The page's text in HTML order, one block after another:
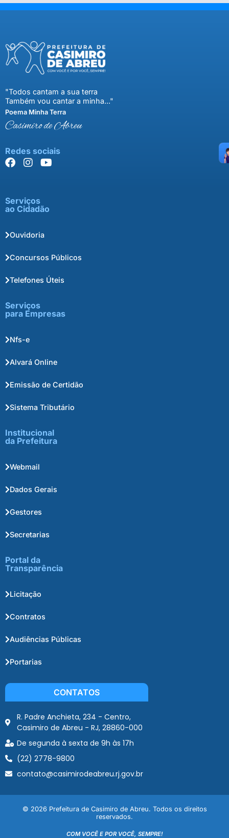
"Todos cantam a sua terra
Também vou cantar a minha..."
Poema Minha Terra
Casimiro de Abreu
Redes sociais
Serviços
ao Cidadão
Ouvidoria
Concursos Públicos
Telefones Úteis
Serviços
para Empresas
Nfs-e
Alvará Online
Emissão de Certidão
Sistema Tributário
Institucional
da Prefeitura
Webmail
Dados Gerais
Gestores
Secretarias
Portal da
Transparência
Licitação
Contratos
Audiências Públicas
Portarias
CONTATOS
R. Padre Anchieta, 234 - Centro,
Casimiro de Abreu - RJ, 28860-000
De segunda à sexta de 9h às 17h
(22) 2778-9800
contato@casimirodeabreu.rj.gov.br
© 2026 Prefeitura de Casimiro de Abreu. Todos os direitos
reservados.
COM VOCÊ E POR VOCÊ, SEMPRE!